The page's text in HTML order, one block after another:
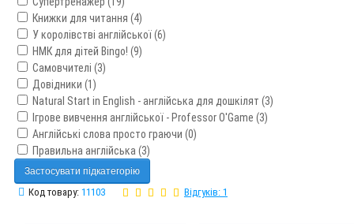
Книжки для читання (4)
У королівстві англійської (6)
НМК для дітей Bingo! (9)
Самовчителі (3)
Довідники (1)
Natural Start in English - англійська для дошкілят (3)
Ігрове вивчення англійської - Professor O'Game (3)
Англійські слова просто граючи (0)
Правильна англійська (3)
Застосувати підкатегорію
Код товару: 11103 Відгуків: 1